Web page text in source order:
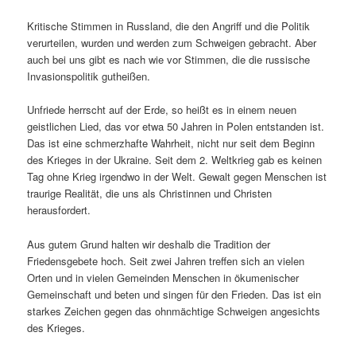
Kritische Stimmen in Russland, die den Angriff und die Politik
verurteilen, wurden und werden zum Schweigen gebracht. Aber
auch bei uns gibt es nach wie vor Stimmen, die die russische
Invasionspolitik gutheißen.
Unfriede herrscht auf der Erde, so heißt es in einem neuen
geistlichen Lied, das vor etwa 50 Jahren in Polen entstanden ist.
Das ist eine schmerzhafte Wahrheit, nicht nur seit dem Beginn
des Krieges in der Ukraine. Seit dem 2. Weltkrieg gab es keinen
Tag ohne Krieg irgendwo in der Welt. Gewalt gegen Menschen ist
traurige Realität, die uns als Christinnen und Christen
herausfordert.
Aus gutem Grund halten wir deshalb die Tradition der
Friedensgebete hoch. Seit zwei Jahren treffen sich an vielen
Orten und in vielen Gemeinden Menschen in ökumenischer
Gemeinschaft und beten und singen für den Frieden. Das ist ein
starkes Zeichen gegen das ohnmächtige Schweigen angesichts
des Krieges.